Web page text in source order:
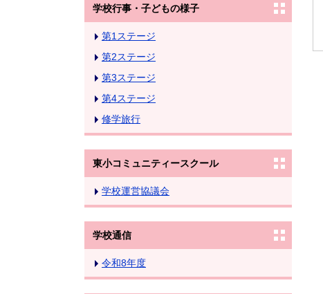
学校行事・子どもの様子
第1ステージ
第2ステージ
第3ステージ
第4ステージ
修学旅行
東小コミュニティースクール
学校運営協議会
学校通信
令和8年度